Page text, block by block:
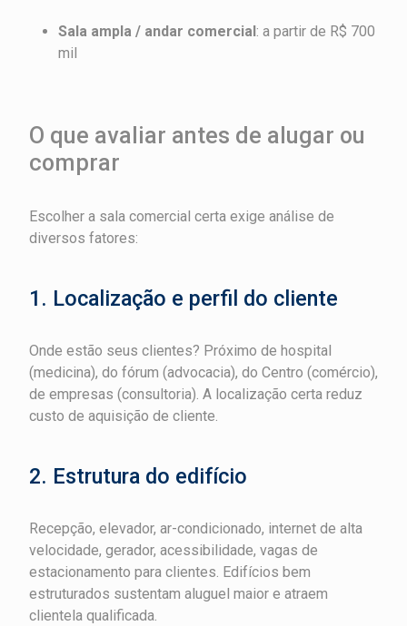
Sala ampla / andar comercial: a partir de R$ 700
mil
O que avaliar antes de alugar ou
comprar
Escolher a sala comercial certa exige análise de
diversos fatores:
1. Localização e perfil do cliente
Onde estão seus clientes? Próximo de hospital
(medicina), do fórum (advocacia), do Centro (comércio),
de empresas (consultoria). A localização certa reduz
custo de aquisição de cliente.
2. Estrutura do edifício
Recepção, elevador, ar-condicionado, internet de alta
velocidade, gerador, acessibilidade, vagas de
estacionamento para clientes. Edifícios bem
estruturados sustentam aluguel maior e atraem
clientela qualificada.